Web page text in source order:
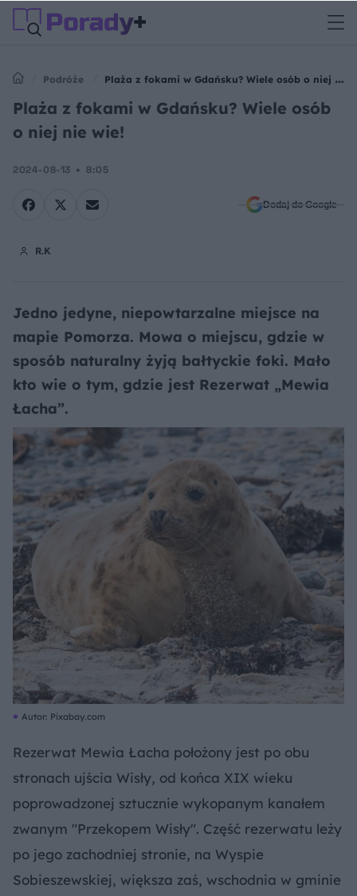
Podróże
Plaża z fokami w Gdańsku? Wiele osób o niej nie
wie!
Plaża z fokami w Gdańsku? Wiele osób
o niej nie wie!
2024-08-13 8:05
Dodaj do Google
R.K
Jedno jedyne, niepowtarzalne miejsce na
mapie Pomorza. Mowa o miejscu, gdzie w
sposób naturalny żyją bałtyckie foki. Mało
kto wie o tym, gdzie jest Rezerwat „Mewia
Łacha”.
Autor: Pixabay.com
Rezerwat Mewia Łacha położony jest po obu
stronach ujścia Wisły, od końca XIX wieku
poprowadzonej sztucznie wykopanym kanałem
zwanym "Przekopem Wisły". Część rezerwatu leży
po jego zachodniej stronie, na Wyspie
Sobieszewskiej, większa zaś, wschodnia w gminie